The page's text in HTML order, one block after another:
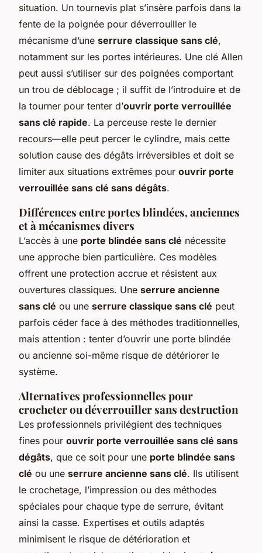
situation. Un tournevis plat s’insère parfois dans la
fente de la poignée pour déverrouiller le
mécanisme d’une serrure classique sans clé,
notamment sur les portes intérieures. Une clé Allen
peut aussi s’utiliser sur des poignées comportant
un trou de déblocage ; il suffit de l’introduire et de
la tourner pour tenter d’ouvrir porte verrouillée
sans clé rapide. La perceuse reste le dernier
recours—elle peut percer le cylindre, mais cette
solution cause des dégâts irréversibles et doit se
limiter aux situations extrêmes pour ouvrir porte
verrouillée sans clé sans dégâts.
Différences entre portes blindées, anciennes
et à mécanismes divers
L’accès à une porte blindée sans clé nécessite
une approche bien particulière. Ces modèles
offrent une protection accrue et résistent aux
ouvertures classiques. Une serrure ancienne
sans clé ou une serrure classique sans clé peut
parfois céder face à des méthodes traditionnelles,
mais attention : tenter d’ouvrir une porte blindée
ou ancienne soi-même risque de détériorer le
système.
Alternatives professionnelles pour
crocheter ou déverrouiller sans destruction
Les professionnels privilégient des techniques
fines pour ouvrir porte verrouillée sans clé sans
dégâts, que ce soit pour une porte blindée sans
clé ou une serrure ancienne sans clé. Ils utilisent
le crochetage, l’impression ou des méthodes
spéciales pour chaque type de serrure, évitant
ainsi la casse. Expertises et outils adaptés
minimisent le risque de détérioration et